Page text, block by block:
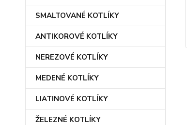
SMALTOVANÉ KOTLÍKY
ANTIKOROVÉ KOTLÍKY
NEREZOVÉ KOTLÍKY
MEDENÉ KOTLÍKY
LIATINOVÉ KOTLÍKY
ŽELEZNÉ KOTLÍKY